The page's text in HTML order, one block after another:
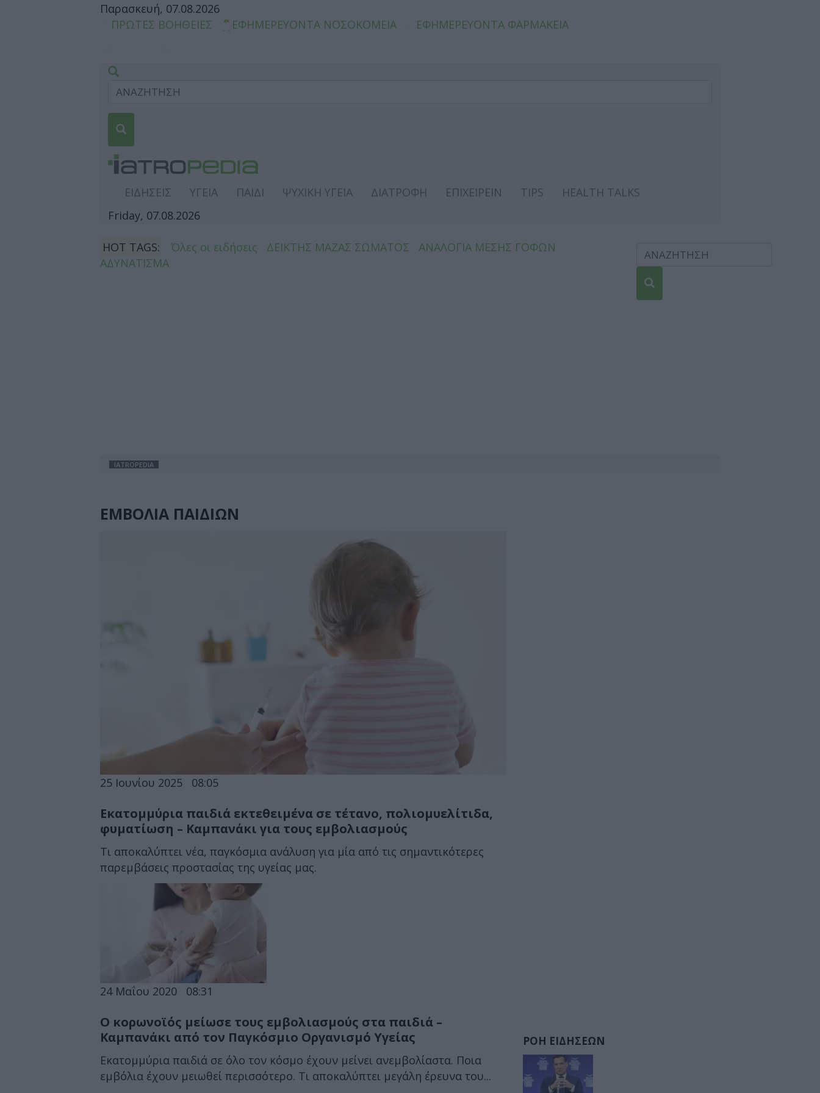
Παρασκευή, 07.08.2026
ΠΡΩΤΕΣ ΒΟΗΘΕΙΕΣ
ΕΦΗΜΕΡΕΥΟΝΤΑ ΝΟΣΟΚΟΜΕΙΑ ΕΦΗΜΕΡΕΥΟΝΤΑ ΦΑΡΜΑΚΕΙΑ
ΕΙΔΗΣΕΙΣ ΥΓΕΙΑ ΠΑΙΔΙ ΨΥΧΙΚΗ ΥΓΕΙΑ ΔΙΑΤΡΟΦΗ ΕΠΙΧΕΙΡΕΙΝ TIPS
HEALTH TALKS
Friday, 07.08.2026
HOT TAGS: Όλες οι ειδήσεις ΔΕΙΚΤΗΣ ΜΑΖΑΣ ΣΩΜΑΤΟΣ
ΑΝΑΛΟΓΙΑ ΜΕΣΗΣ ΓΟΦΩΝ
ΑΔΥΝΑΤΙΣΜΑ
IATROPEDIA
ΕΜΒΟΛΙΑ ΠΑΙΔΙΩΝ
25 Ιουνίου 2025 08:05
Εκατομμύρια παιδιά εκτεθειμένα σε τέτανο, πολιομυελίτιδα,
φυματίωση – Καμπανάκι για τους εμβολιασμούς
Τι αποκαλύπτει νέα, παγκόσμια ανάλυση για μία από τις σημαντικότερες
παρεμβάσεις προστασίας της υγείας μας.
24 Μαΐου 2020 08:31
Ο κορωνοϊός μείωσε τους εμβολιασμούς στα παιδιά –
Καμπανάκι από τον Παγκόσμιο Οργανισμό Υγείας
Εκατομμύρια παιδιά σε όλο τον κόσμο έχουν μείνει ανεμβολίαστα. Ποια
εμβόλια έχουν μειωθεί περισσότερο. Τι αποκαλύπτει μεγάλη έρευνα του...
ΡΟΗ ΕΙΔΗΣΕΩΝ